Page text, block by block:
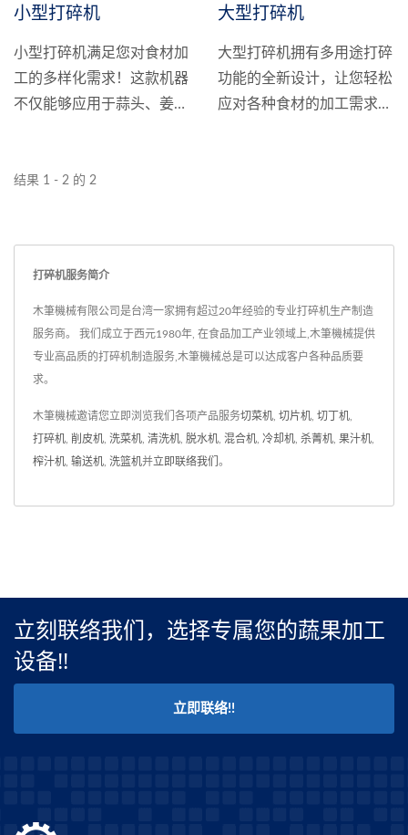
小型打碎机
小型打碎机满足您对食材加
工的多样化需求！这款机器
不仅能够应用于蒜头、姜、
足您对各种食材加工的需
产的优质驱动元件，确保机
器的稳定性和耐用性，让您
无需担心品质问题。而且，
这款小型打碎机拥有小型设
计，不仅体积小巧，还能够
灵活配置于厂房空间，最大
限度地节省空间。
大型打碎机
大型打碎机拥有多用途打碎
功能的全新设计，让您轻松
应对各种食材的加工需求。
用性。机身全面采用不锈钢
结构，质地耐用，使用寿命
长久，符合卫生标准，且容
方便的使用体验。不论您是
餐厅业者还是食品加工厂，
这款产品都能满足您的需
结果 1 - 2 的 2
打碎机服务简介
木筆機械有限公司是台湾一家拥有超过20年经验的专业打碎机生产制造
服务商。 我们成立于西元1980年, 在食品加工产业领域上,木筆機械提供
专业高品质的打碎机制造服务,木筆機械总是可以达成客户各种品质要
求。
木筆機械邀请您立即浏览我们各项产品服务切菜机 切片机 切丁机
打碎机 削皮机 洗菜机 清洗机 脱水机 混合机 冷却机 杀菁机 果汁机
榨汁机 输送机 洗篮机并 立即联络我们 。
立刻联络我们，选择专属您的蔬果加工
设备!!
立即联络!!